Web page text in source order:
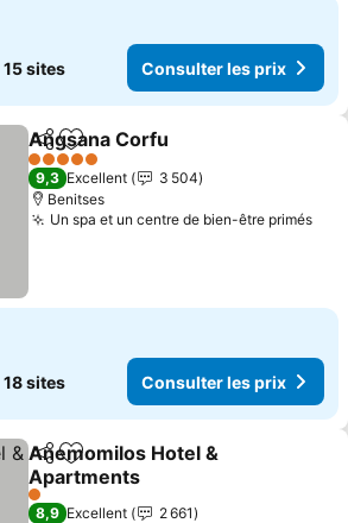
15 sites Consulter les prix
PartagerAjouter à mes favoris
Angsana Corfu
5 Étoiles
9,3 Excellent
3 504
Benitses
Un spa et un centre de bien-être primés
18 sites Consulter les prix
PartagerAjouter à mes favoris
Anemomilos Hotel &
Apartments
Consulter les prix
1 Étoiles
8,9 Excellent
2 661